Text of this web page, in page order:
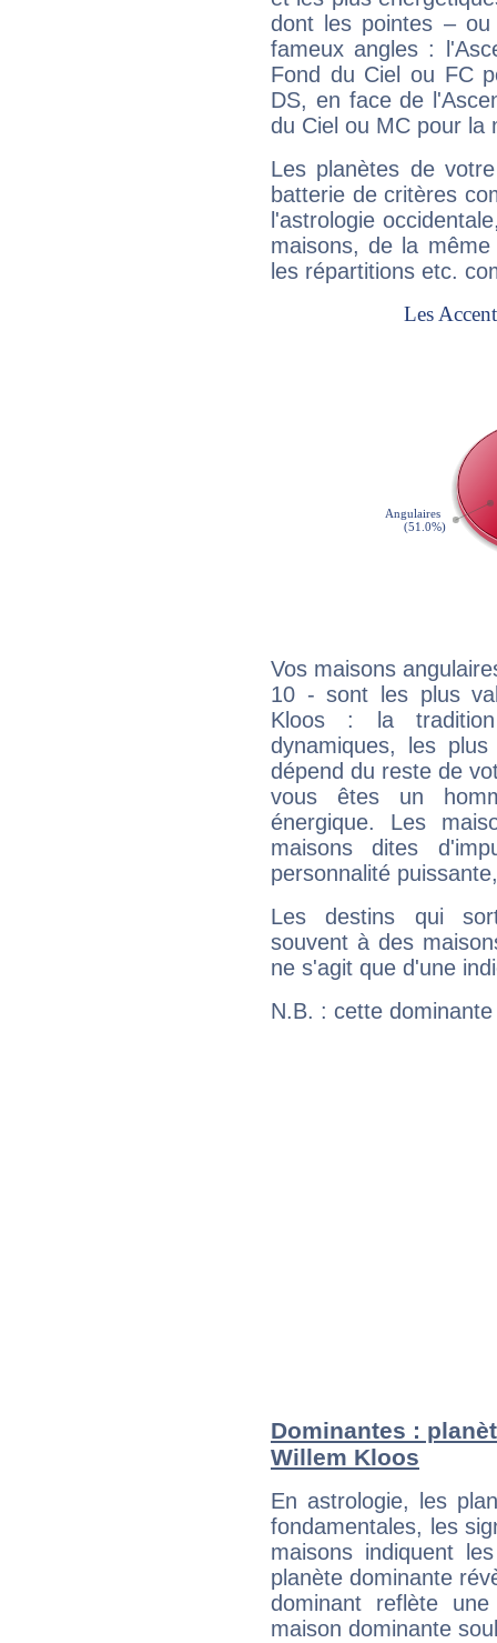
dont les pointes –
fameux angles :
Fond du Ciel ou FC
DS, en face de
du Ciel ou MC pour la
Les planètes de
batterie de critères
l'astrologie
maisons, de la
les répartitions etc.
Vos maisons
10 - sont les plus
Kloos : la
dynamiques, les
dépend du reste de
vous êtes un
énergique. Les
maisons dites
personnalité
Les destins qui
souvent à des
ne s'agit que d'une
N.B. : cette
Dominantes :
Willem Kloos
En astrologie, les
fondamentales, les
maisons indiquent
planète dominante
dominant reflète
maison dominante